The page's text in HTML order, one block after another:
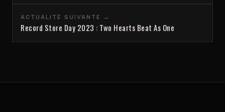
ACTUALITÉ SUIVANTE →
Record Store Day 2023 : Two Hearts Beat As One